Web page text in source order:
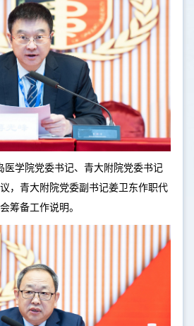
医学院党委书记、青大附院党委书记
，青大附院党委副书记姜卫东作职代
筹备工作说明。